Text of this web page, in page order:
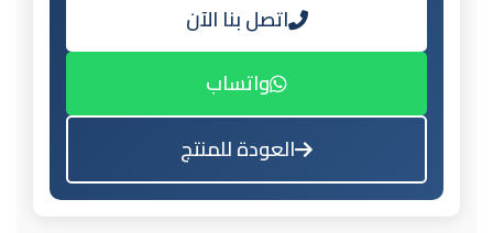
اتصل بنا الآن
واتساب
العودة للمنتج